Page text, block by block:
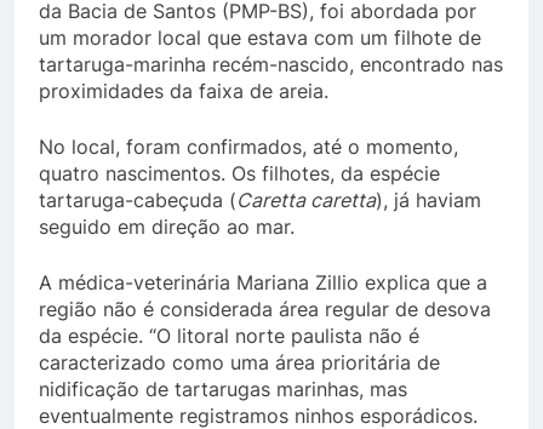
da Bacia de Santos (PMP-BS), foi abordada por
um morador local que estava com um filhote de
tartaruga-marinha recém-nascido, encontrado nas
proximidades da faixa de areia.
No local, foram confirmados, até o momento,
quatro nascimentos. Os filhotes, da espécie
tartaruga-cabeçuda (Caretta caretta), já haviam
seguido em direção ao mar.
A médica-veterinária Mariana Zillio explica que a
região não é considerada área regular de desova
da espécie. “O litoral norte paulista não é
caracterizado como uma área prioritária de
nidificação de tartarugas marinhas, mas
eventualmente registramos ninhos esporádicos.